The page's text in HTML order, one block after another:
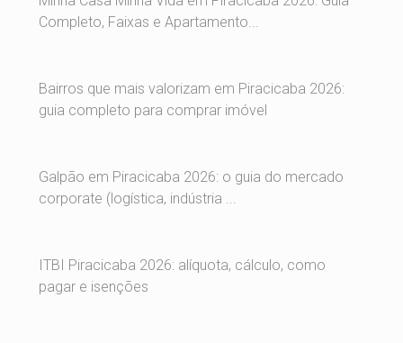
Completo, Faixas e Apartamento...
Bairros que mais valorizam em Piracicaba 2026:
guia completo para comprar imóvel
Galpão em Piracicaba 2026: o guia do mercado
corporate (logística, indústria ...
ITBI Piracicaba 2026: alíquota, cálculo, como
pagar e isenções